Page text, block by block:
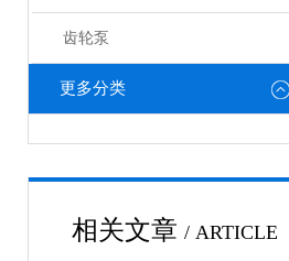
齿轮泵
更多分类
相关文章 / ARTICLE